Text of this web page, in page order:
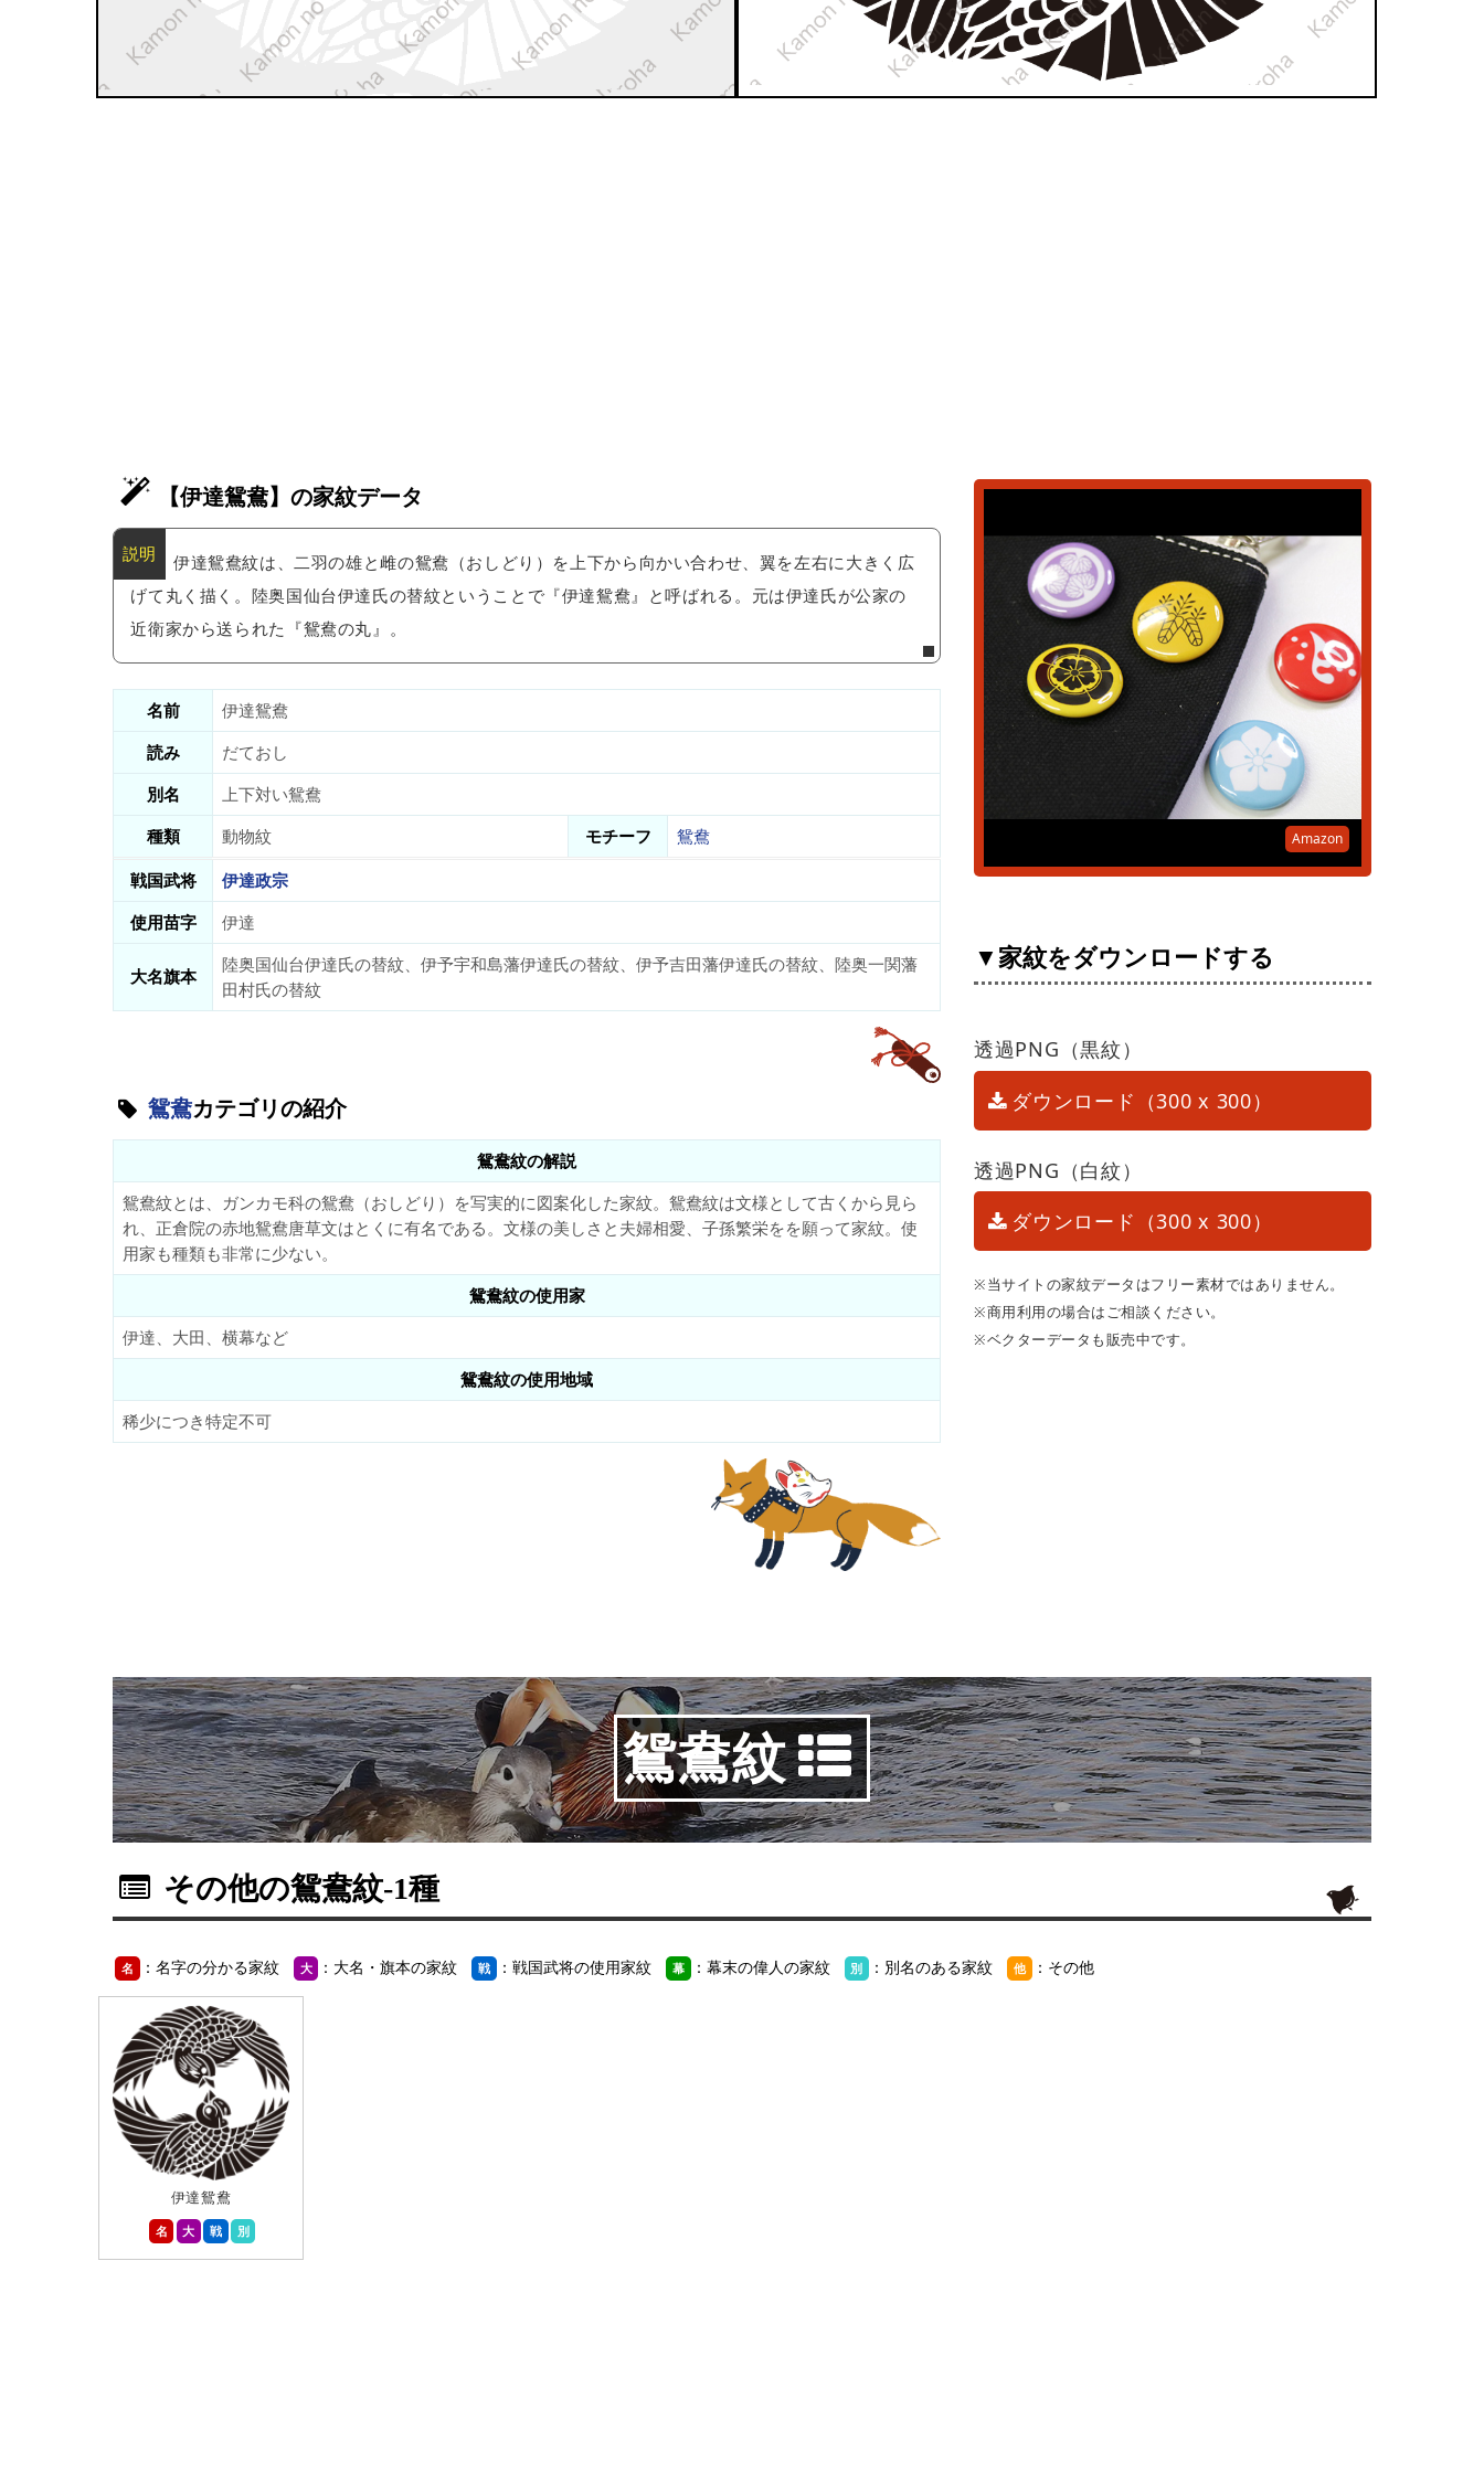
【伊達鴛鴦】の家紋データ
伊達鴛鴦紋は、二羽の雄と雌の鴛鴦（おしどり）を上下から向かい合わせ、翼を左右に大きく広
げて丸く描く。陸奥国仙台伊達氏の替紋ということで『伊達鴛鴦』と呼ばれる。元は伊達氏が公家の
近衛家から送られた『鴛鴦の丸』。
名前
伊達鴛鴦
読み
だておし
別名
上下対い鴛鴦
種類
動物紋 モチーフ
鴛鴦
戦国武将
伊達政宗
使用苗字
伊達
大名旗本
陸奥国仙台伊達氏の替紋、伊予宇和島藩伊達氏の替紋、伊予吉田藩伊達氏の替紋、陸奥一関藩
田村氏の替紋
鴛鴦カテゴリの紹介
鴛鴦紋の解説
鴛鴦紋とは、ガンカモ科の鴛鴦（おしどり）を写実的に図案化した家紋。鴛鴦紋は文様として古くから見ら
れ、正倉院の赤地鴛鴦唐草文はとくに有名である。文様の美しさと夫婦相愛、子孫繁栄をを願って家紋。使
用家も種類も非常に少ない。
鴛鴦紋の使用家
伊達、大田、横幕など
鴛鴦紋の使用地域
稀少につき特定不可
Amazon
▼家紋をダウンロードする
透過PNG（黒紋）
ダウンロード（300 x 300）
透過PNG（白紋）
ダウンロード（300 x 300）
※当サイトの家紋データはフリー素材ではありません。
※商用利用の場合はご相談ください。
※ベクターデータも販売中です。
鴛鴦紋
その他の鴛鴦紋-1種
名 ：名字の分かる家紋 大 ：大名・旗本の家紋 戦 ：戦国武将の使用家紋 幕 ：幕末の偉人の家紋 別 ：別名のある家紋 他 ：その他
伊達鴛鴦
名
大 戦 別